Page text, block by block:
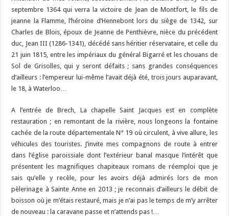
septembre 1364 qui verra la victoire de Jean de Montfort, le fils de
jeanne la Flamme, l’héroïne d’Hennebont lors du siège de 1342, sur
Charles de Blois, époux de Jeanne de Penthièvre, nièce du précédent
duc, Jean III (1286-1341), décédé sans héritier réservataire, et celle du
21 juin 1815, entre les impériaux du général Bigarré et les chouans de
Sol de Grisolles, qui y seront défaits ; sans grandes conséquences
d’ailleurs : l’empereur lui-même l’avait déjà été, trois jours auparavant,
le 18, à Waterloo…
A l’entrée de Brech, La chapelle Saint Jacques est en complète
restauration ; en remontant de la rivière, nous longeons la fontaine
cachée de la route départementale N° 19 où circulent, à vive allure, les
véhicules des touristes. J’invite mes compagnons de route à entrer
dans l’église paroissiale dont l’extérieur banal masque l’intérêt que
présentent les magnifiques chapiteaux romans de réemploi que je
sais qu’elle y recèle, pour les avoirs déjà admirés lors de mon
pèlerinage à Sainte Anne en 2013 ; je reconnais d’ailleurs le débit de
boisson où je m’étais restauré, mais je n’ai pas le temps de m’y arrêter
de nouveau : la caravane passe et n’attends pas !…